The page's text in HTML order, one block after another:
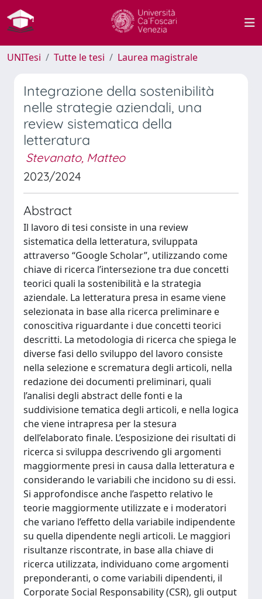
UNITesi Tutte le tesi Laurea magistrale
Integrazione della sostenibilità
nelle strategie aziendali, una
review sistematica della
letteratura
Stevanato, Matteo
2023/2024
Abstract
Il lavoro di tesi consiste in una review
sistematica della letteratura, sviluppata
attraverso “Google Scholar”, utilizzando come
chiave di ricerca l’intersezione tra due concetti
teorici quali la sostenibilità e la strategia
aziendale. La letteratura presa in esame viene
selezionata in base alla ricerca preliminare e
conoscitiva riguardante i due concetti teorici
descritti. La metodologia di ricerca che spiega le
diverse fasi dello sviluppo del lavoro consiste
nella selezione e scrematura degli articoli, nella
redazione dei documenti preliminari, quali
l’analisi degli abstract delle fonti e la
suddivisione tematica degli articoli, e nella logica
che viene intrapresa per la stesura
dell’elaborato finale. L’esposizione dei risultati di
ricerca si sviluppa descrivendo gli argomenti
maggiormente presi in causa dalla letteratura e
considerando le variabili che incidono su di essi.
Si approfondisce anche l’aspetto relativo le
teorie maggiormente utilizzate e i moderatori
che variano l’effetto della variabile indipendente
su quella dipendente negli articoli. Le maggiori
risultanze riscontrate, in base alla chiave di
ricerca utilizzata, individuano come argomenti
preponderanti, o come variabili dipendenti, il
Corporate Social Responsability (CSR), gli output